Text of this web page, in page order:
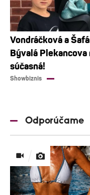
Vondráčková a
Bývalá
súčasná!
Showbiznis
Odporúčame